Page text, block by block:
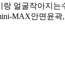
얼굴작아지
MAX안면윤